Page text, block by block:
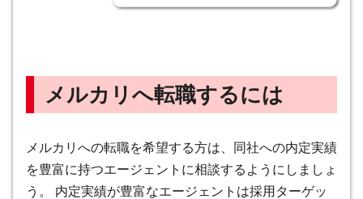
メルカリへ転職するには
メルカリへの転職を希望する方は、同社への内定実績
を豊富に持つエージェントに相談するようにしましょ
う。 内定実績が豊富なエージェントは採用ターゲッ